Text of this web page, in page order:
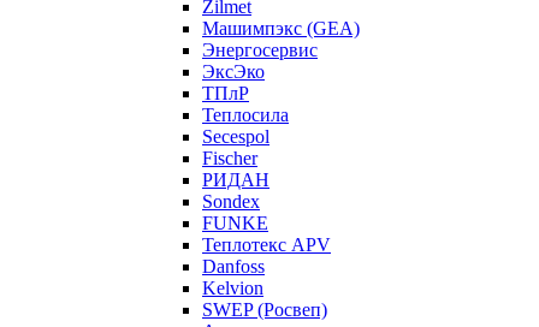
Zilmet
Машимпэкс (GEA)
Энергосервис
ЭксЭко
ТПлР
Теплосила
Secespol
Fischer
РИДАН
Sondex
FUNKE
Теплотекс APV
Danfoss
Kelvion
SWEP (Росвеп)